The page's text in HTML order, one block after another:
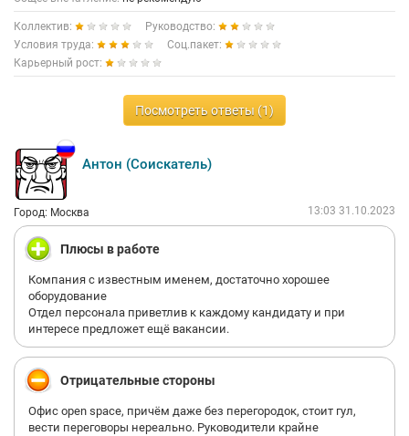
Коллектив:
Руководство:
Условия труда:
Соц.пакет:
Карьерный рост:
Посмотреть ответы (1)
Антон (Соискатель)
Город: Москва 13:03 31.10.2023
Плюсы в работе
Компания с известным именем, достаточно хорошее
оборудование
Отдел персонала приветлив к каждому кандидату и при
интересе предложет ещё вакансии.
Отрицательные стороны
Офис open space, причём даже без перегородок, стоит гул,
вести переговоры нереально. Руководители крайне